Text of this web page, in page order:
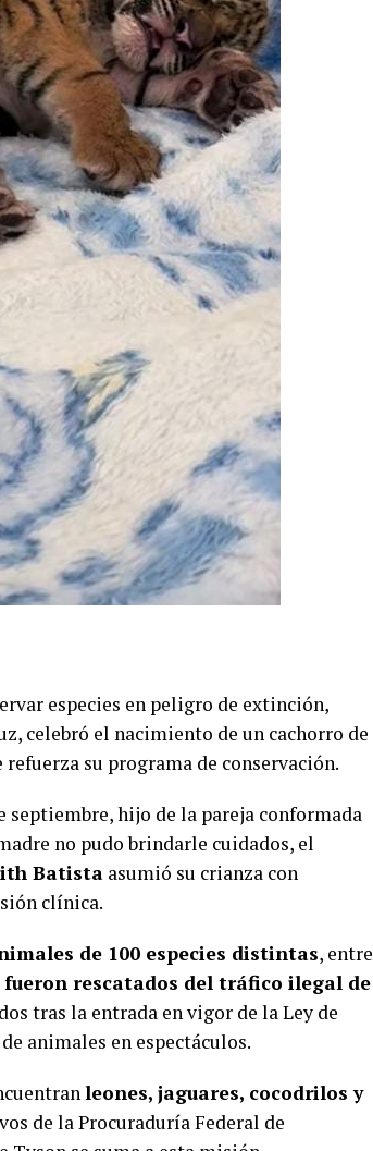
especies en peligro de extinción,
celebró el nacimiento de un cachorro de
su programa de conservación.
septiembre, hijo de la pareja conformada
no pudo brindarle cuidados, el
Batista asumió su crianza con
clínica.
de 100 especies distintas, entre
fueron rescatados del tráfico ilegal de
tras la entrada en vigor de la Ley de
animales en espectáculos.
leones, jaguares, cocodrilos y
de la Procuraduría Federal de